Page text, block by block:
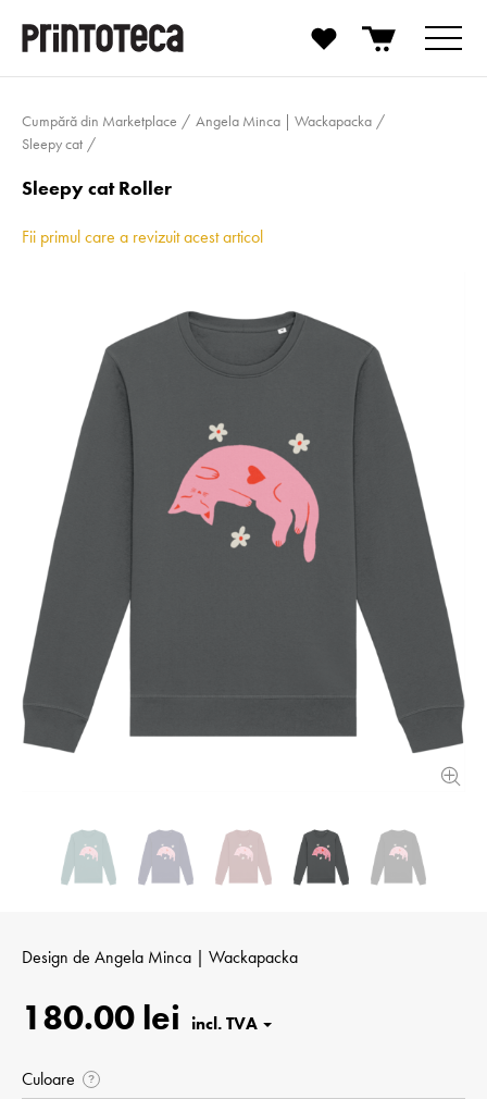
Cumpără din Marketplace
Angela Minca | Wackapacka
Sleepy cat
Sleepy cat Roller
Fii primul care a revizuit acest articol
Design de Angela Minca | Wackapacka
180.00 lei
Culoare ?